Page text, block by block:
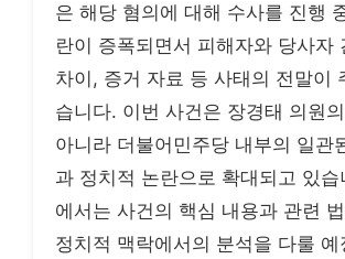
은 해당 혐의에 대해 수사를 진행
란이 증폭되면서 피해자와 당사자
차이, 증거 자료 등 사태의 전말이
습니다. 이번 사건은 장경태 의원
아니라 더불어민주당 내부의 일관
과 정치적 논란으로 확대되고 있습
에서는 사건의 핵심 내용과 관련
정치적 맥락에서의 분석을 다룰 예